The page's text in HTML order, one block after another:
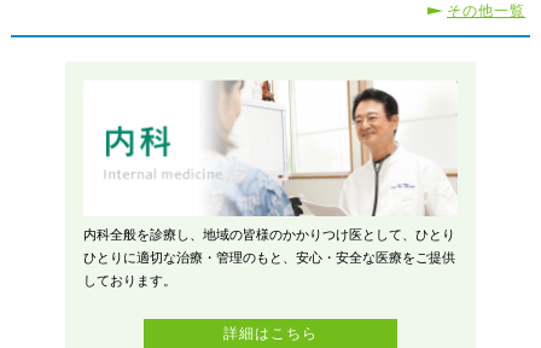
その他一覧
内科全般を診療し、地域の皆様のかかりつけ医として、ひとり
ひとりに適切な治療・管理のもと、安心・安全な医療をご提供
しております。
詳細はこちら